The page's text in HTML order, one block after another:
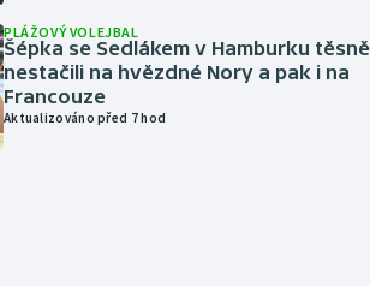
PLÁŽOVÝ VOLEJBAL
Šépka se Sedlákem v Hamburku těsně
nestačili na hvězdné Nory a pak i na
Francouze
Aktualizováno před 7 hod